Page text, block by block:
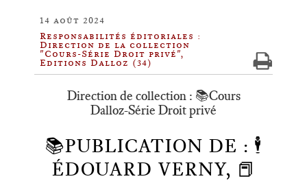
14 août 2024
Responsabilités éditoriales :
Direction de la collection
"Cours-Série Droit privé",
Editions Dalloz (34)
Direction de collection : 📚Cours
Dalloz-Série Droit privé
📚PUBLICATION DE : 🕴️
ÉDOUARD VERNY, 📕